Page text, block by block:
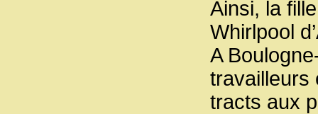
Ainsi, la
Whirlpool
A
travailleurs
tracts aux